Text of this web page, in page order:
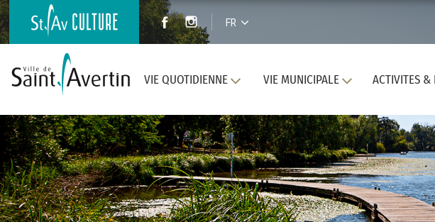
FR
VIE QUOTIDIENNE VIE MUNICIPALE ACTIVITES &